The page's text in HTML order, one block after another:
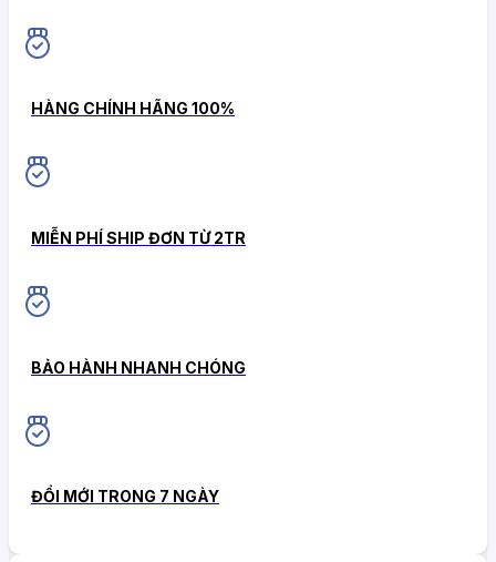
HÀNG CHÍNH HÃNG 100%
MIỄN PHÍ SHIP ĐƠN TỪ 2TR
BẢO HÀNH NHANH CHÓNG
ĐỔI MỚI TRONG 7 NGÀY